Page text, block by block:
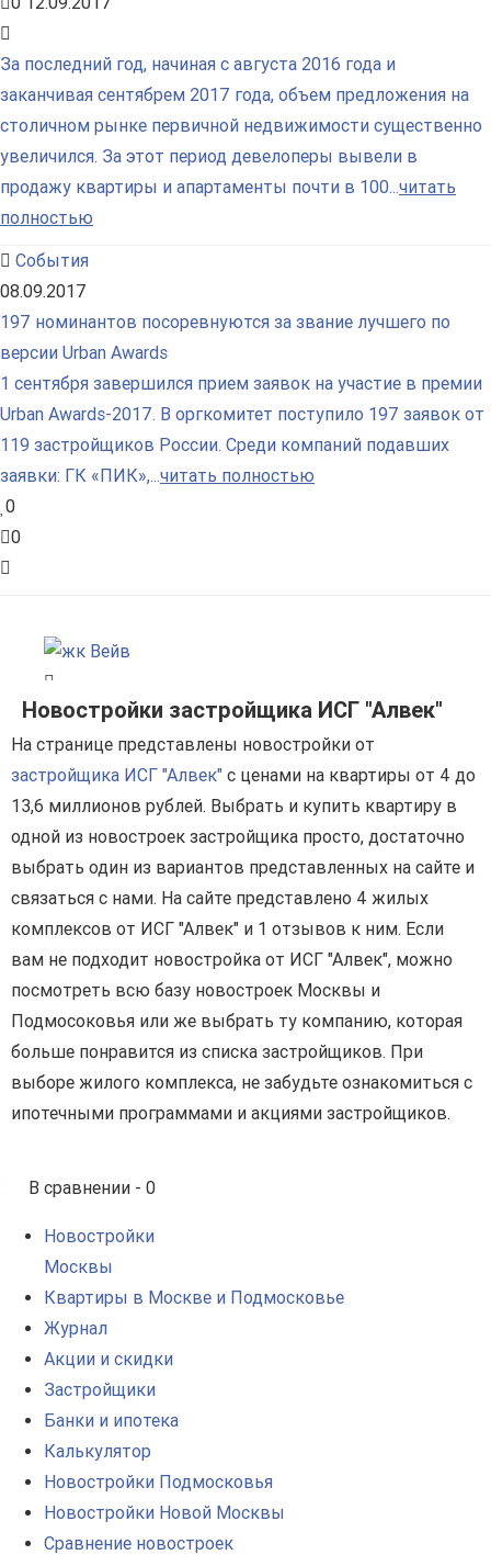
За последний год, начиная с августа 2016 года и
заканчивая сентябрем 2017 года, объем предложения на
столичном рынке первичной недвижимости существенно
увеличился. За этот период девелоперы вывели в
продажу квартиры и апартаменты почти в 100...читать
полностью
События
08.09.2017
197 номинантов посоревнуются за звание лучшего по
версии Urban Awards
1 сентября завершился прием заявок на участие в премии
Urban Awards-2017. В оргкомитет поступило 197 заявок от
119 застройщиков России. Среди компаний подавших
заявки: ГК «ПИК»,...читать полностью
0
0
Новостройки застройщика ИСГ "Алвек"
На странице представлены новостройки от
застройщика ИСГ "Алвек" с ценами на квартиры от 4 до
13,6 миллионов рублей. Выбрать и купить квартиру в
одной из новостроек застройщика просто, достаточно
выбрать один из вариантов представленных на сайте и
связаться с нами. На сайте представлено 4 жилых
комплексов от ИСГ "Алвек" и 1 отзывов к ним. Если
вам не подходит новостройка от ИСГ "Алвек", можно
посмотреть всю базу новостроек Москвы и
Подмосоковья или же выбрать ту компанию, которая
больше понравится из списка застройщиков. При
выборе жилого комплекса, не забудьте ознакомиться с
ипотечными программами и акциями застройщиков.
В сравнении - 0
Новостройки
Москвы
Квартиры в Москве и Подмосковье
Журнал
Акции и скидки
Застройщики
Банки и ипотека
Калькулятор
Новостройки Подмосковья
Новостройки Новой Москвы
Сравнение новостроек